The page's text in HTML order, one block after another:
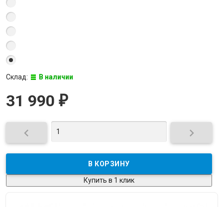
Склад: В наличии
31 990 ₽
 
Купить в 1 клик